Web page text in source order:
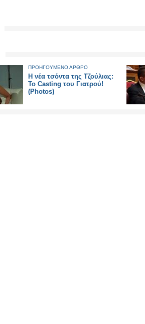
ΠΡΟΗΓΟΥΜΕΝΟ ΑΡΘΡΟ
Η νέα τσόντα της Τζούλιας:
Το Casting του Γιατρού!
(Photos)